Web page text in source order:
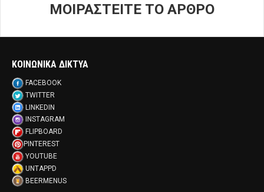
ΜΟΙΡΑΣΤΕΙΤΕ ΤΟ ΑΡΘΡΟ
ΚΟΙΝΩΝΙΚΑ ΔΙΚΤΥΑ
FACEBOOK
TWITTER
LINKEDIN
INSTAGRAM
FLIPBOARD
PINTEREST
YOUTUBE
UNTAPPD
BEERMENUS